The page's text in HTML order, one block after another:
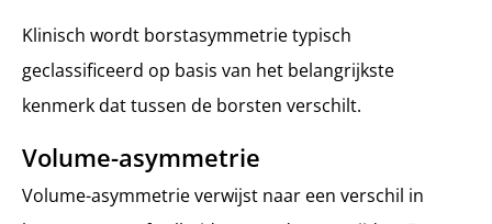
Klinisch wordt borstasymmetrie typisch
geclassificeerd op basis van het belangrijkste
kenmerk dat tussen de borsten verschilt.
Volume-asymmetrie
Volume-asymmetrie verwijst naar een verschil in